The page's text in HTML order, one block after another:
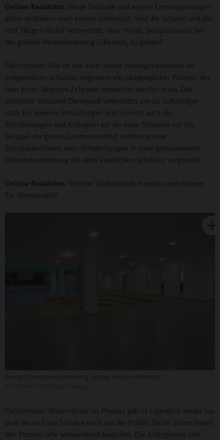
Online-Redaktion: Neue Gebäude und andere Lernumgebungen
allein verändern noch keinen Unterricht. Sind die Schulen und die
dort Tätigen darauf vorbereitet, neue Wege, beispielsweise bei
der großen Herausforderung Inklusion, zu gehen?
Fleischmann: Das ist wie auch unsere Herangehensweise an
zeitgemäßen Schulbau insgesamt ein pädagogischer Prozess, der
über einen längeren Zeitraum betrachtet werden muss. Das
staatliche Schulamt Darmstadt unterstützt uns als Schulträger
stark bei unseren Bemühungen und bereitet auch die
Schulleitungen und Kollegien auf die neue Situation vor. Als
Beispiel der guten Zusammenarbeit wurden unsere
Schulbauleitlinien allen Schulleitungen in einer gemeinsamen
Dienstversammlung mit dem Staatlichen Schulamt vorgestellt.
Online-Redaktion: Welche Widerstände mussten und müssen
Sie überwinden?
Fleischmann: Widerstände im Prozess gab es eigentlich weder aus
dem Bereich der Schulen noch aus der Politik. Beide Seiten haben
den Prozess sehr wohlwollend begleitet. Die Kolleginnen und